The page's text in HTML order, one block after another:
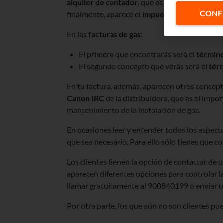
alquiler de contador, que es propiedad de la
finalmente, aparece el impuesto que aplique
En las facturas de gas:
El primero que encontrarás será el
El segundo concepto que verás será el
En tu factura, además, aparecen otros
Canon IRC de la distribuidora, que es el
mantenimiento de la instalación de gas.
En ocasiones leer y entender todos los
que sea necesario. Para ello sólo tienes que
Los clientes tienen la opción de contactar de
aparecen diferentes opciones para controlar
llamar gratuitamente al 900840199 o enviar
Por otra parte, los que aún no son clientes